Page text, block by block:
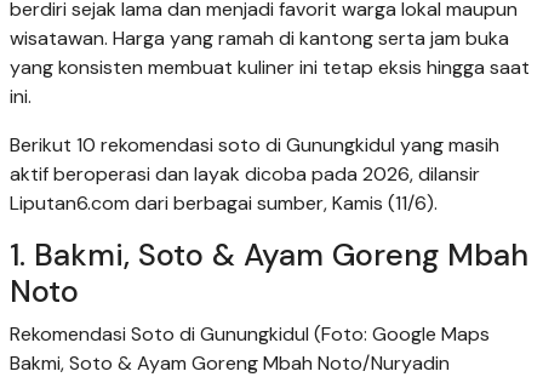
berdiri sejak lama dan menjadi favorit warga lokal maupun
wisatawan. Harga yang ramah di kantong serta jam buka
yang konsisten membuat kuliner ini tetap eksis hingga saat
ini.
Berikut 10 rekomendasi soto di Gunungkidul yang masih
aktif beroperasi dan layak dicoba pada 2026, dilansir
Liputan6.com dari berbagai sumber, Kamis (11/6).
1. Bakmi, Soto & Ayam Goreng Mbah
Noto
Rekomendasi Soto di Gunungkidul (Foto: Google Maps
Bakmi, Soto & Ayam Goreng Mbah Noto/Nuryadin